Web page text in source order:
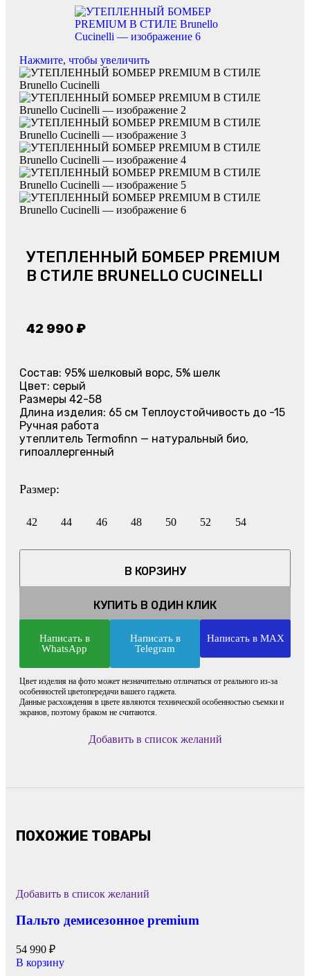
Нажмите, чтобы увеличить
УТЕПЛЕННЫЙ БОМБЕР PREMIUM
В СТИЛЕ BRUNELLO CUCINELLI
42 990 ₽
Состав: 95% шелковый ворс, 5% шелк
Цвет: серый
Размеры 42-58
Длина изделия: 65 см Теплоустойчивость до -15
Ручная работа
утеплитель Termofinn — натуральный био,
гипоаллергенный
Размер:
42 44 46 48 50 52 54
В КОРЗИНУ
КУПИТЬ В ОДИН КЛИК
Написать в
WhatsApp
Написать в
Telegram
Написать в MAX
Цвет изделия на фото может незначительно отличаться от реального из-за
особенностей цветопередачи вашего гаджета.
Данные расхождения в цвете являются технической особенностью съемки и
экранов, поэтому браком не считаются.
Добавить в список желаний
ПОХОЖИЕ ТОВАРЫ
Добавить в список желаний
Пальто демисезонное premium
54 990 ₽
В корзину